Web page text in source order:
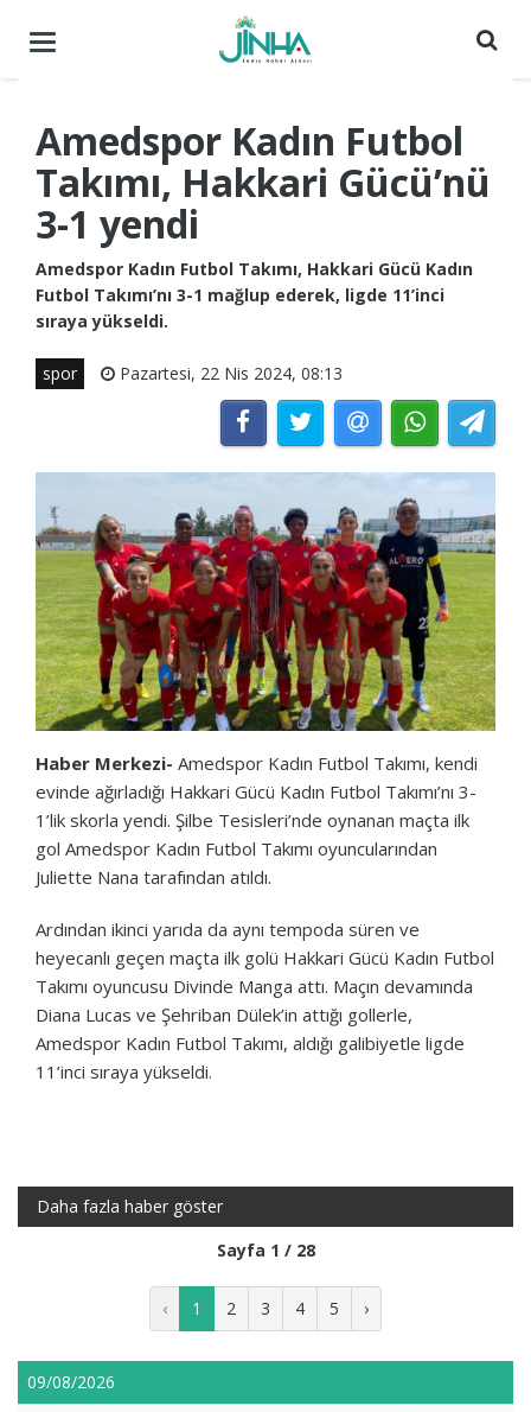
Menüyü
Amedspor Kadın Futbol
Takımı, Hakkari Gücü’nü
3-1 yendi
Amedspor Kadın Futbol Takımı, Hakkari Gücü Kadın
Futbol Takımı’nı 3-1 mağlup ederek, ligde 11’inci
sıraya yükseldi.
spor Pazartesi, 22 Nis 2024, 08:13
Haber Merkezi- Amedspor Kadın Futbol Takımı, kendi
evinde ağırladığı Hakkari Gücü Kadın Futbol Takımı’nı 3-
1’lik skorla yendi. Şilbe Tesisleri’nde oynanan maçta ilk
gol Amedspor Kadın Futbol Takımı oyuncularından
Juliette Nana tarafından atıldı.
Ardından ikinci yarıda da aynı tempoda süren ve
heyecanlı geçen maçta ilk golü Hakkari Gücü Kadın Futbol
Takımı oyuncusu Divinde Manga attı. Maçın devamında
Diana Lucas ve Şehriban Dülek’in attığı gollerle,
Amedspor Kadın Futbol Takımı, aldığı galibiyetle ligde
11’inci sıraya yükseldi.
Daha fazla haber göster
Sayfa 1 / 28
‹ 1 2 3 4 5 ›
09/08/2026